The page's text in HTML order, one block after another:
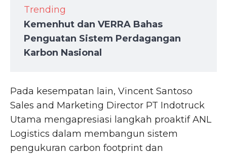
Trending
Kemenhut dan VERRA Bahas
Penguatan Sistem Perdagangan
Karbon Nasional
Pada kesempatan lain, Vincent Santoso
Sales and Marketing Director PT Indotruck
Utama mengapresiasi langkah proaktif ANL
Logistics dalam membangun sistem
pengukuran carbon footprint dan